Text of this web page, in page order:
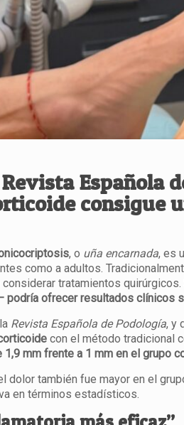
Española
consigue
, o uña encarnada, es
como a adultos.
tratamientos
podría ofrecer resultados clínicos
Revista Española de Podología, y
con el método tradicional
mm frente a 1 mm en el grupo
dolor también fue mayor en el
en términos estadísticos.